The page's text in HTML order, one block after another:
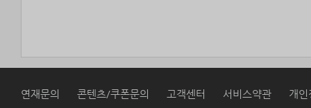
연재문의 콘텐츠/쿠폰문의 고객센터 서비스약관 개인